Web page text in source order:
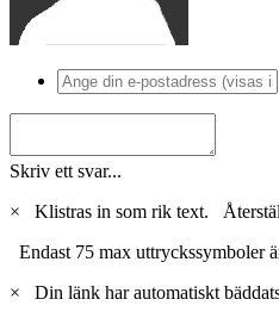
Skriv ett svar...
×
Klistras in som rik text.
Endast 75 max uttryckssymboler
×
Din länk har automatiskt